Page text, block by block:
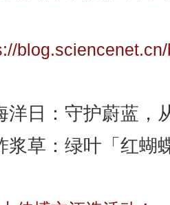
洋日：守护蔚蓝，
浆草：绿叶「红蝴